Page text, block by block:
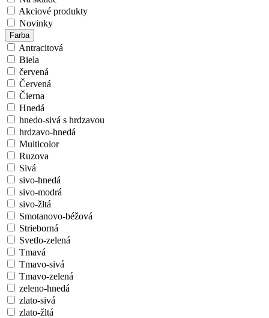
Akciové produkty
Novinky
Farba
Antracitová
Biela
červená
Červená
Čierna
Hnedá
hnedo-sivá s hrdzavou
hrdzavo-hnedá
Multicolor
Ruzova
Sivá
sivo-hnedá
sivo-modrá
sivo-žltá
Smotanovo-béžová
Strieborná
Svetlo-zelená
Tmavá
Tmavo-sivá
Tmavo-zelená
zeleno-hnedá
zlato-sivá
zlato-žltá